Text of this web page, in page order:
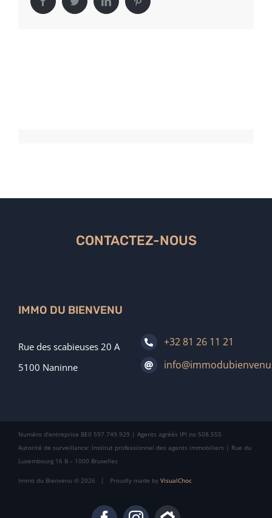
CONTACTEZ-NOUS
IMMO DU BIENVENU
Rue des scabieuses 20 A
5100 Naninne
+32 81 26 11 21
Numéro d’entreprise BE0 597.749.929 | Agents agréés IPI no 508.555
Autorité de surveillance: Institut professionnel des agents immobiliers | Rue du
Luxembourg 16 B – 1000 Bruxelles
Immo du Bienvenu © 2026 | Proudly made by VisualChoc